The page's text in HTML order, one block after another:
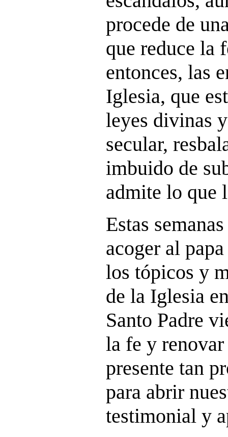
procede de
que reduce la
entonces, las
Iglesia, que
leyes divinas
secular,
imbuido de
admite lo que
Estas
acoger al
los tópicos y
de la Iglesia
Santo Padre
la fe y renovar
presente tan
para abrir
testimonial y